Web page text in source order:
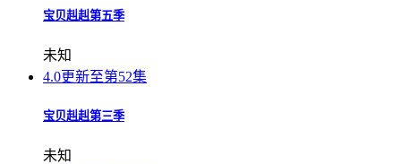
宝贝赳赳第五季
未知
4.0更新至第52集
宝贝赳赳第三季
未知